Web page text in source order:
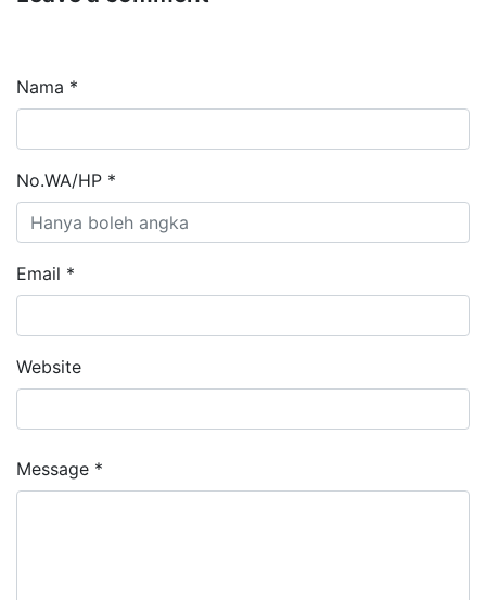
Nama *
No.WA/HP *
Email *
Website
Message *